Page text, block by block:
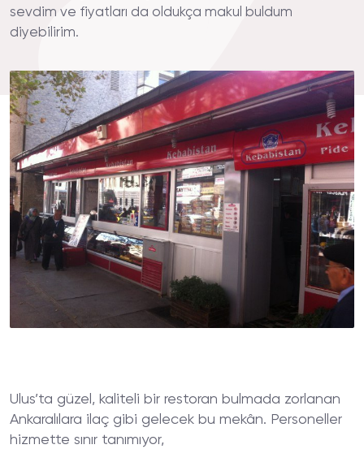
sevdim ve fiyatları da oldukça makul buldum
diyebilirim.
Ulus’ta güzel, kaliteli bir restoran bulmada zorlanan
Ankaralılara ilaç gibi gelecek bu mekân. Personeller
hizmette sınır tanımıyor,